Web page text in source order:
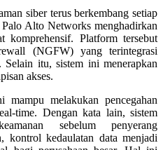
siber terus berkembang setiap
Alto Networks menghadirkan
komprehensif. Platform tersebut
(NGFW) yang terintegrasi
itu, sistem ini menerapkan
akses.
melakukan pencegahan
time. Dengan kata lain, sistem
sebelum penyerang
kontrol kedaulatan data menjadi